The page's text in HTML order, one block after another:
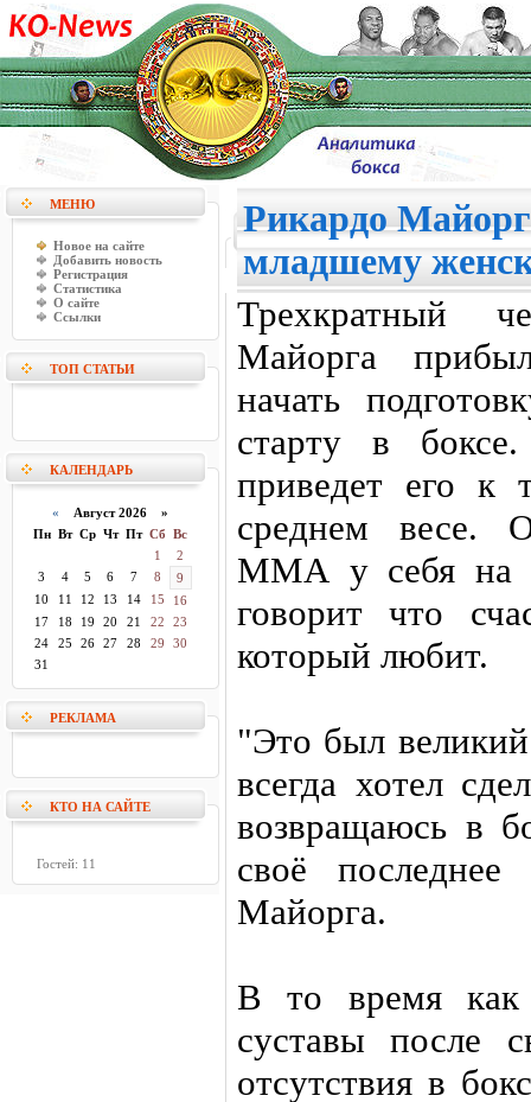
МЕНЮ
Новое на сайте
Добавить новость
Регистрация
Статистика
О сайте
Ссылки
ТОП СТАТЬИ
КАЛЕНДАРЬ
« Август 2026 »
Пн Вт Ср Чт Пт Сб Вс
1
2
3
4 5 6 7 8
9
10
11 12 13 14 15
16
17
18 19 20 21 22
23
24
25 26 27 28 29
30
31
РЕКЛАМА
КТО НА САЙТЕ
Гостей: 11
Рикардо
младшему
Трехкратный
Майорга
начать
старту в
приведет его к
среднем весе.
ММА у себя на
говорит что
который любит.
"Это был
всегда хотел
возвращаюсь в
своё
Майорга.
В то время как
суставы после
отсутствия в